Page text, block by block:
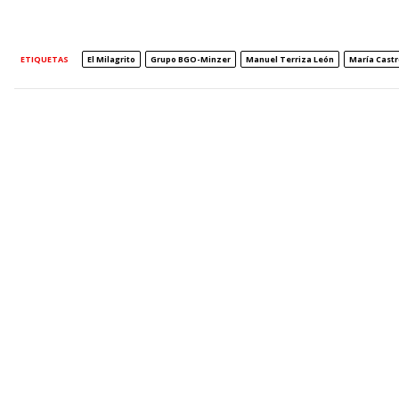
ETIQUETAS El Milagrito Grupo BGO-Minzer Manuel Terriza León María